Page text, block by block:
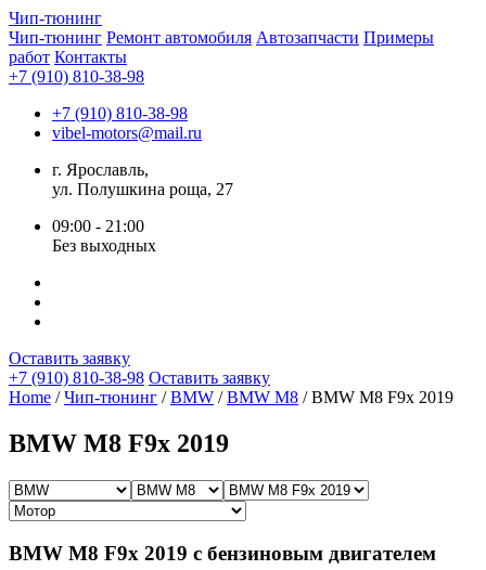
Чип-тюнинг
Чип-тюнинг Ремонт автомобиля Автозапчасти Примеры
работ Контакты
+7 (910) 810-38-98
+7 (910) 810-38-98
vibel-motors@mail.ru
г. Ярославль,
ул. Полушкина роща, 27
09:00 - 21:00
Без выходных
Оставить заявку
+7 (910) 810-38-98 Оставить заявку
Home /Чип-тюнинг /BMW /BMW M8 / BMW M8 F9x 2019
BMW M8 F9x 2019
BMW M8 F9x 2019 с бензиновым двигателем